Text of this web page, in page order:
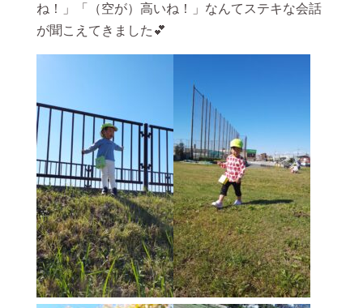
ね！」「（空が）高いね！」なんてステキな会話
が聞こえてきました💕